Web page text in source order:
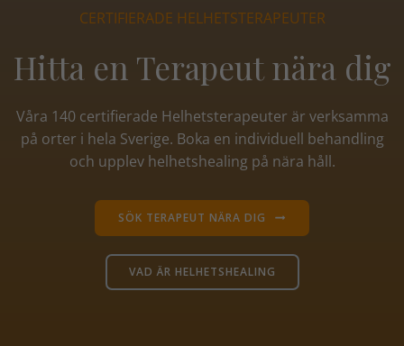
CERTIFIERADE HELHETSTERAPEUTER
Hitta en Terapeut nära dig
Våra 140 certifierade Helhetsterapeuter är verksamma
på orter i hela Sverige. Boka en individuell behandling
och upplev helhetshealing på nära håll.
SÖK TERAPEUT NÄRA DIG
VAD ÄR HELHETSHEALING